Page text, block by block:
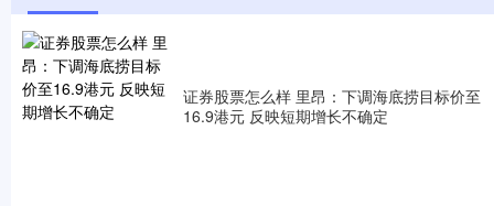
证券股票怎么样 里昂：下调海底捞目标价至
16.9港元 反映短期增长不确定